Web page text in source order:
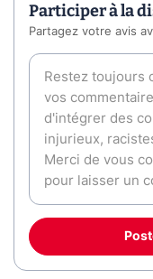
Participer à la
Partagez votre avis